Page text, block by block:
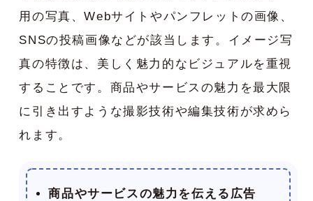
用の写真、Webサイトやパンフレットの画像、
SNSの投稿画像などが該当します。イメージ写
真の特徴は、美しく魅力的なビジュアルを重視
することです。商品やサービスの魅力を最大限
に引き出すような撮影技術や編集技術が求めら
れます。
商品やサービスの魅力を伝える広告